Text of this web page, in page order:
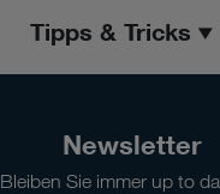
Tipps & Tricks
Newsletter
Bleiben Sie immer up to